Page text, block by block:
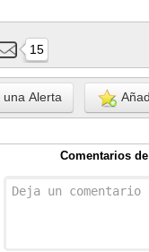
15
una Alerta
Comentarios